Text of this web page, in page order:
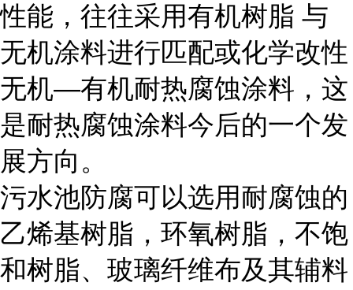
性能，往往采用有机树脂 与
无机涂料进行匹配或化学改性
无机—有机耐热腐蚀涂料，这
是耐热腐蚀涂料今后的一个发
展方向。
污水池防腐可以选用耐腐蚀的
乙烯基树脂，环氧树脂，不饱
和树脂、玻璃纤维布及其辅料